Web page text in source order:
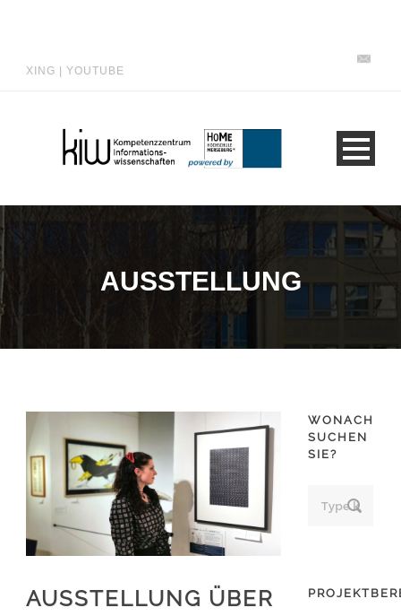
XING YOUTUBE
AUSSTELLUNG
AUSSTELLUNG ÜBER
WONACH
SUCHEN
SIE?